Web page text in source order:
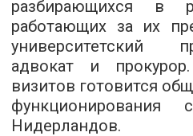
разбирающихся в
работающих за их
университетский
адвокат и
визитов готовится
функционирования
Нидерландов.